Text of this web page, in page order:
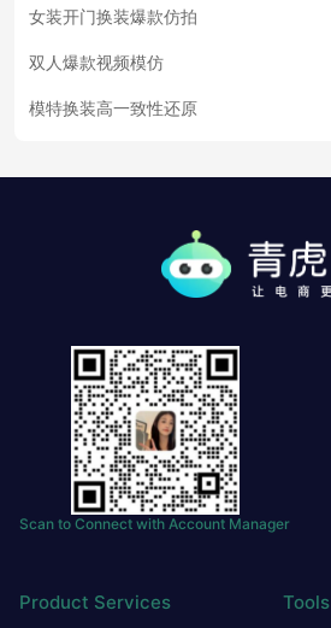
女装开门换装爆款仿拍
双人爆款视频模仿
模特换装高一致性还原
Scan to Connect with Account Manager
Product Services Tools